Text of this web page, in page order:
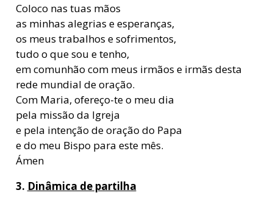
Coloco nas tuas mãos
as minhas alegrias e esperanças,
os meus trabalhos e sofrimentos,
tudo o que sou e tenho,
em comunhão com meus irmãos e irmãs desta
rede mundial de oração.
Com Maria, ofereço-te o meu dia
pela missão da Igreja
e pela intenção de oração do Papa
e do meu Bispo para este mês.
Ámen
3. Dinâmica de partilha